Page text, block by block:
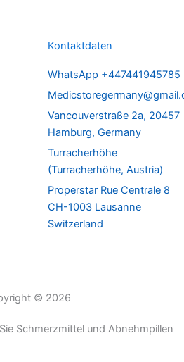
Kontaktdaten
WhatsApp +447441945785
Vancouverstraße 2a, 20457
Hamburg, Germany
Turracherhöhe
(Turracherhöhe, Austria)
Properstar Rue Centrale 8
CH-1003 Lausanne
Switzerland
© 2026
Schmerzmittel und Abnehmpillen